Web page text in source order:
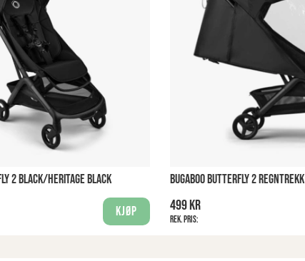
2 BLACK/HERITAGE BLACK
Kjøp
BUGABOO BUTTERFLY 2 REGNTREKK
499 kr
Rek. pris: